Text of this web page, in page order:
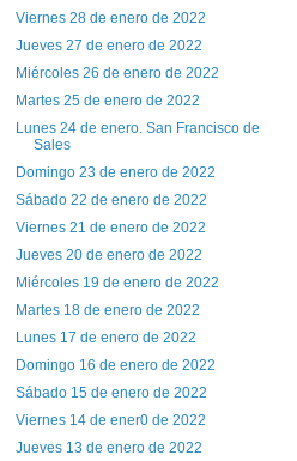
Viernes 28 de enero de 2022
Jueves 27 de enero de 2022
Miércoles 26 de enero de 2022
Martes 25 de enero de 2022
Lunes 24 de enero. San Francisco de
Sales
Domingo 23 de enero de 2022
Sábado 22 de enero de 2022
Viernes 21 de enero de 2022
Jueves 20 de enero de 2022
Miércoles 19 de enero de 2022
Martes 18 de enero de 2022
Lunes 17 de enero de 2022
Domingo 16 de enero de 2022
Sábado 15 de enero de 2022
Viernes 14 de ener0 de 2022
Jueves 13 de enero de 2022